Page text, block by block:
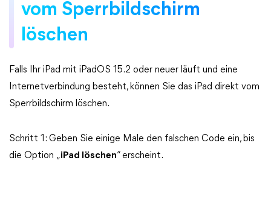
vom Sperrbildschirm
löschen
Falls Ihr iPad mit iPadOS 15.2 oder neuer läuft und eine
Internetverbindung besteht, können Sie das iPad direkt vom
Sperrbildschirm löschen.
Schritt 1: Geben Sie einige Male den falschen Code ein, bis
die Option „iPad löschen“ erscheint.